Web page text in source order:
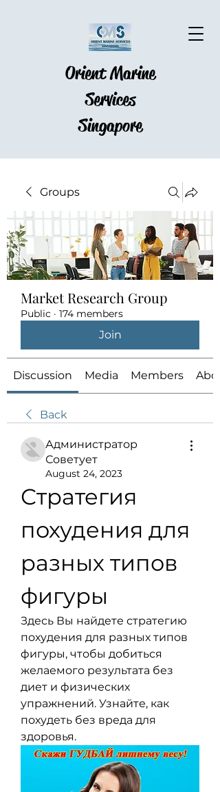
Orient Marine
Services
Singapore
Groups
Market Research Group
Public · 174 members
Join
Discussion Media Members
Back
Администратор
Советует
August 24, 2023
Стратегия
похудения для
разных типов
фигуры
Здесь Вы найдете стратегию
похудения для разных типов
фигуры, чтобы добиться
желаемого результата без
диет и физических
упражнений. Узнайте, как
похудеть без вреда для
здоровья.